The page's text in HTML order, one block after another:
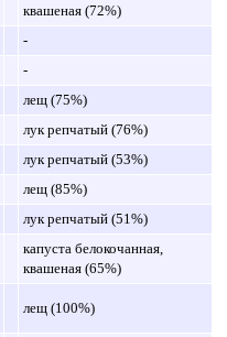
квашеная (72%)
-
-
лещ (75%)
лук репчатый (76%)
лук репчатый (53%)
лещ (85%)
лук репчатый (51%)
капуста белокочанная,
квашеная (65%)
лещ (100%)